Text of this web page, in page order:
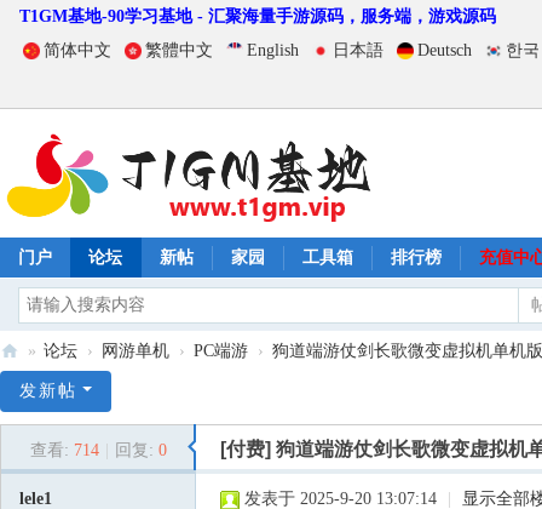
T1GM基地-90学习基地 - 汇聚海量手游源码，服务端，游戏源码
简体中文
繁體中文 English 日本語 Deutsch 한
门户 论坛 新帖 家园 工具箱 排行榜 充值中
1
» 论坛 › 网游单机 › PC端游 › 狗道端游仗剑长歌微变虚拟机单机版
发新帖
查看: 714 回复: 0 [付费] 狗道端游仗剑长歌微变虚拟机
lele1 发表于 2025-9-20 13:07:14 显示全部